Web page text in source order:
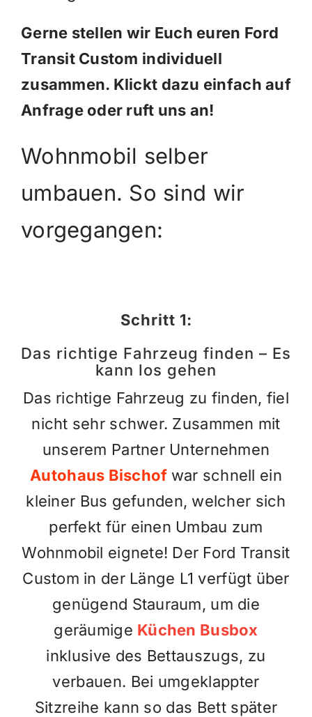
Gerne stellen wir Euch euren Ford
Transit Custom individuell
zusammen. Klickt dazu einfach auf
Anfrage oder ruft uns an!
Wohnmobil selber
umbauen. So sind wir
vorgegangen:
Schritt 1:
Das richtige Fahrzeug finden – Es
kann los gehen
Das richtige Fahrzeug zu finden, fiel
nicht sehr schwer. Zusammen mit
unserem Partner Unternehmen
Autohaus Bischof war schnell ein
kleiner Bus gefunden, welcher sich
perfekt für einen Umbau zum
Wohnmobil eignete! Der Ford Transit
Custom in der Länge L1 verfügt über
genügend Stauraum, um die
geräumige Küchen Busbox
inklusive des Bettauszugs, zu
verbauen. Bei umgeklappter
Sitzreihe kann so das Bett später